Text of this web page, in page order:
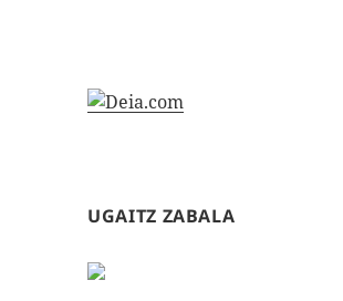
UGAITZ ZABALA